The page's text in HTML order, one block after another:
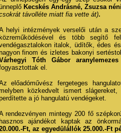
Kecskés Andrásné, Zsuzsa
távolléte miatt fia vette át).
helyi intézmények verselői után a
közreműködésével és több segítő
italok, üdítők, édes
finom és izletes bakonyi
Tóth Gábor aranylemezes
el.
előadóművész fergeteges
közkedvelt ismert
a jó hangulatú vendégeket.
rendezvényen mintegy 200 fő
hasznos ajándékot kaptak az
Ft, az egyedülállók 25.000.-Ft